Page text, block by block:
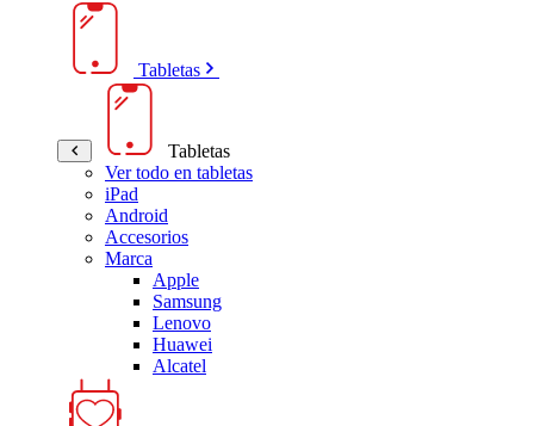
Tabletas
Tabletas
Ver todo en tabletas
iPad
Android
Accesorios
Marca
Apple
Samsung
Lenovo
Huawei
Alcatel